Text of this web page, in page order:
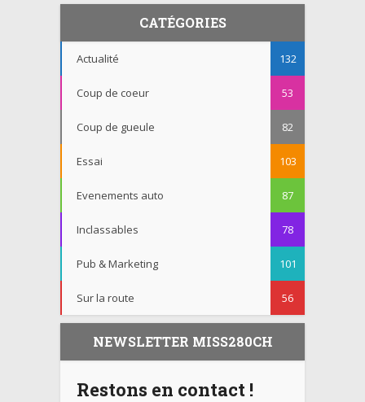
CATÉGORIES
Actualité 132
Coup de coeur 53
Coup de gueule 82
Essai 103
Evenements auto 87
Inclassables 78
Pub & Marketing 101
Sur la route 56
NEWSLETTER MISS280CH
Restons en contact !